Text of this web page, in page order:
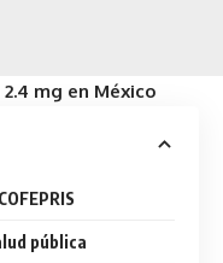
mg en México
pública